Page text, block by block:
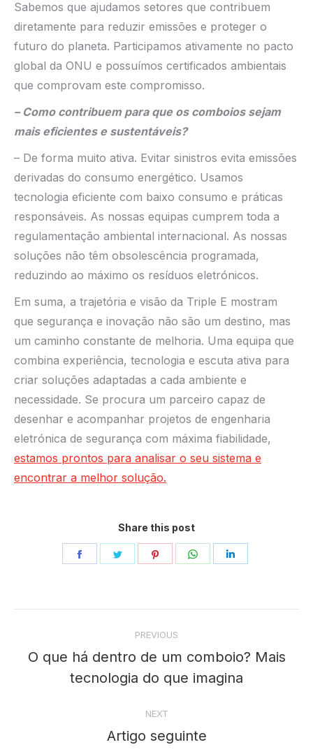
Sabemos que ajudamos setores que contribuem
diretamente para reduzir emissões e proteger o
futuro do planeta. Participamos ativamente no pacto
global da ONU e possuímos certificados ambientais
que comprovam este compromisso.
– Como contribuem para que os comboios sejam
mais eficientes e sustentáveis?
– De forma muito ativa. Evitar sinistros evita emissões
derivadas do consumo energético. Usamos
tecnologia eficiente com baixo consumo e práticas
responsáveis. As nossas equipas cumprem toda a
regulamentação ambiental internacional. As nossas
soluções não têm obsolescência programada,
reduzindo ao máximo os resíduos eletrónicos.
Em suma, a trajetória e visão da Triple E mostram
que segurança e inovação não são um destino, mas
um caminho constante de melhoria. Uma equipa que
combina experiência, tecnologia e escuta ativa para
criar soluções adaptadas a cada ambiente e
necessidade. Se procura um parceiro capaz de
desenhar e acompanhar projetos de engenharia
eletrónica de segurança com máxima fiabilidade,
estamos prontos para analisar o seu sistema e
encontrar a melhor solução.
Share this post
Share
Share
Share
Share
navigation
PREVIOUS
post:
O que há dentro de um comboio? Mais
tecnologia do que imagina
NEXT
Next
Artigo seguinte